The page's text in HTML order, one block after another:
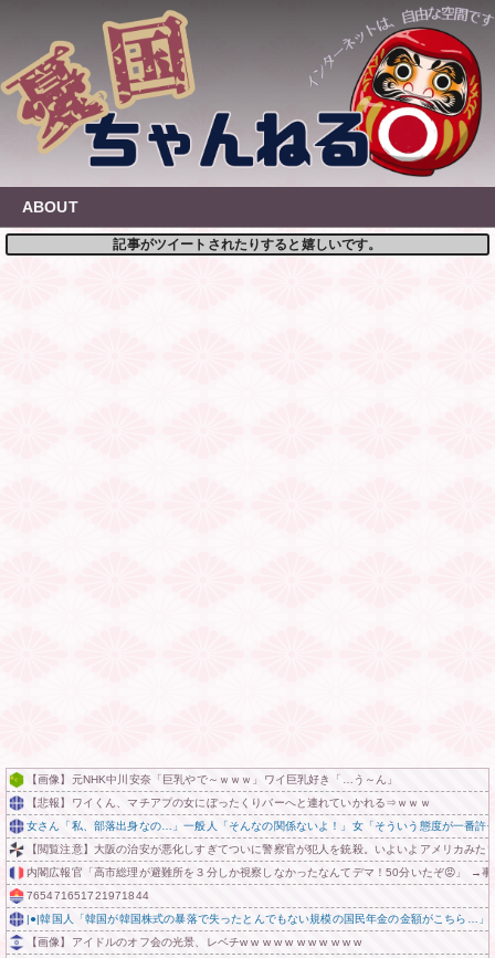
content
ABOUT
記事がツイートされたりすると嬉しいです。
【画像】元NHK中川安奈「巨乳やで～ｗｗｗ」ワイ巨乳好き「…う～ん」
【悲報】ワイくん、マチアプの女にぼったくりバーへと連れていかれる⇒ｗｗｗ
女さん「私、部落出身なの…」一般人「そんなの関係ないよ！」女「そういう態度が一番許
【閲覧注意】大阪の治安が悪化しすぎてついに警察官が犯人を銃殺。いよいよアメリカみた
内閣広報官「高市総理が避難所を３分しか視察しなかったなんてデマ！50分いたぞ😡」 →
765471651721971844
|●|韓国人「韓国が韓国株式の暴落で失ったとんでもない規模の国民年金の金額がこちら…
【画像】アイドルのオフ会の光景、レベチw w w w w w w w w w w